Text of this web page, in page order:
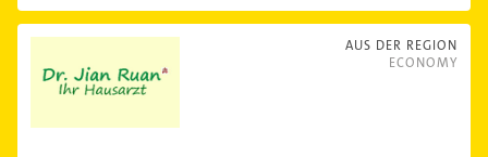
AUS DER REGION
ECONOMY